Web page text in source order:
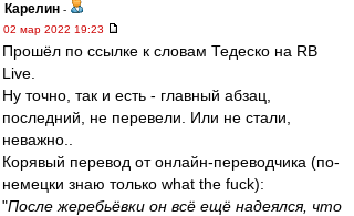
Карелин -
02 мар 2022 19:23
Прошёл по ссылке к словам Тедеско на RB
Live.
Ну точно, так и есть - главный абзац,
последний, не перевели. Или не стали,
неважно..
Корявый перевод от онлайн-переводчика (по-
немецки знаю только what the fuck):
"После жеребьёвки он всё ещё надеялся, что